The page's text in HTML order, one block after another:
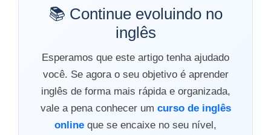
📚 Continue evoluindo no
inglês
Esperamos que este artigo tenha ajudado
você. Se agora o seu objetivo é aprender
inglês de forma mais rápida e organizada,
vale a pena conhecer um curso de inglês
online que se encaixe no seu nível,